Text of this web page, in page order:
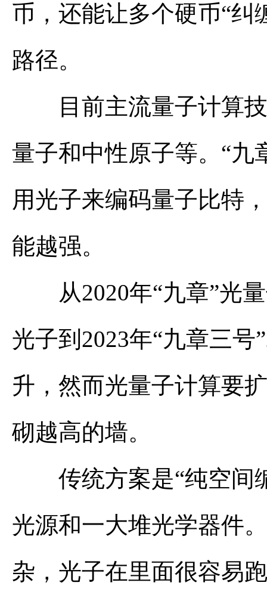
币，还能让多个硬币“纠
路径。
目前主流量子计算技
量子和中性原子等。“
用光子来编码量子比特
能越强。
从2020年“九章”光量
光子到2023年“九章三
升，然而光量子计算要
砌越高的墙。
传统方案是“纯空间
光源和一大堆光学器件
杂，光子在里面很容易